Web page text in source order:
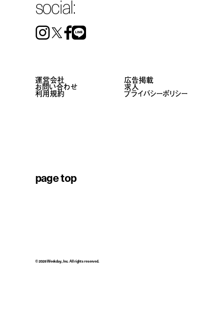
social:
Instagram FacebookLine
運営会社 広告掲載
お問い合わせ 求人
利用規約 プライバシーポリシー
page top
© 2026 Weekday, Inc. All rights reserved.